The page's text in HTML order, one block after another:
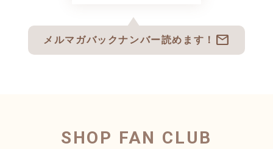
メルマガバックナンバー読めます！ mail
SHOP FAN CLUB